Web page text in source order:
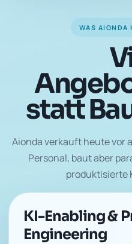
WAS AIONDA
statt
Aionda verkauft heute vor
Personal, baut aber
produktisierte
KI-Enabling &
Engineering